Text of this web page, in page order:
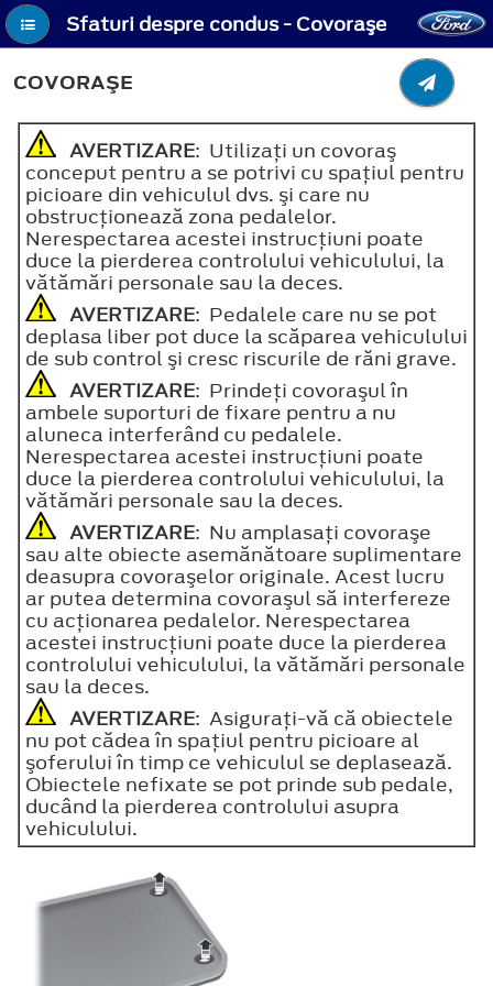
Sfaturi despre condus - Covoraşe
COVORAŞE
AVERTIZARE: Utilizaţi un covoraş
conceput pentru a se potrivi cu spaţiul pentru
picioare din vehiculul dvs. şi care nu
obstrucţionează zona pedalelor.
Nerespectarea acestei instrucţiuni poate
duce la pierderea controlului vehiculului, la
vătămări personale sau la deces.
AVERTIZARE: Pedalele care nu se pot
deplasa liber pot duce la scăparea vehiculului
de sub control şi cresc riscurile de răni grave.
AVERTIZARE: Prindeţi covoraşul în
ambele suporturi de fixare pentru a nu
aluneca interferând cu pedalele.
Nerespectarea acestei instrucţiuni poate
duce la pierderea controlului vehiculului, la
vătămări personale sau la deces.
AVERTIZARE: Nu amplasaţi covoraşe
sau alte obiecte asemănătoare suplimentare
deasupra covoraşelor originale. Acest lucru
ar putea determina covoraşul să interfereze
cu acţionarea pedalelor. Nerespectarea
acestei instrucţiuni poate duce la pierderea
controlului vehiculului, la vătămări personale
sau la deces.
AVERTIZARE: Asiguraţi-vă că obiectele
nu pot cădea în spaţiul pentru picioare al
şoferului în timp ce vehiculul se deplasează.
Obiectele nefixate se pot prinde sub pedale,
ducând la pierderea controlului asupra
vehiculului.